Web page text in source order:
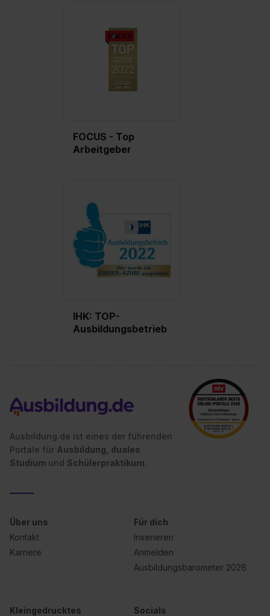
FOCUS - Top
Arbeitgeber
IHK: TOP-
Ausbildungsbetrieb
Ausbildung.de ist eines der führenden
Portale für Ausbildung, duales
Studium und Schülerpraktikum.
Über uns
Kontakt
Karriere
Für dich
Inserieren
Anmelden
Ausbildungsbarometer 2026
Kleingedrucktes Socials